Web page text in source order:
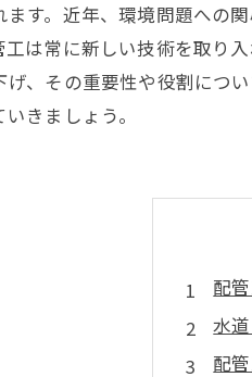
す。近年、環境問題への
は常に新しい技術を取り
、その重要性や役割につ
きましょう。
配
水
配